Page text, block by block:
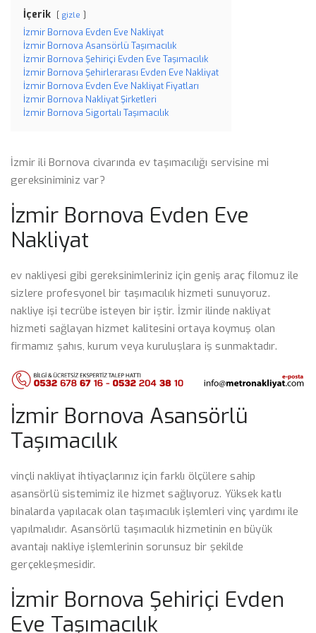
İçerik gizle
İzmir Bornova Evden Eve Nakliyat
İzmir Bornova Asansörlü Taşımacılık
İzmir Bornova Şehiriçi Evden Eve Taşımacılık
İzmir Bornova Şehirlerarası Evden Eve Nakliyat
İzmir Bornova Evden Eve Nakliyat Fiyatları
İzmir Bornova Nakliyat Şirketleri
İzmir Bornova Sigortalı Taşımacılık
İzmir ili Bornova civarında ev taşımacılığı servisine mi
gereksiniminiz var?
İzmir Bornova Evden Eve
Nakliyat
ev nakliyesi gibi gereksinimleriniz için geniş araç filomuz ile
sizlere profesyonel bir taşımacılık hizmeti sunuyoruz.
nakliye işi tecrübe isteyen bir iştir. İzmir ilinde nakliyat
hizmeti sağlayan hizmet kalitesini ortaya koymuş olan
firmamız şahıs, kurum veya kuruluşlara iş sunmaktadır.
İzmir Bornova Asansörlü
Taşımacılık
vinçli nakliyat ihtiyaçlarınız için farklı ölçülere sahip
asansörlü sistemimiz ile hizmet sağlıyoruz. Yüksek katlı
binalarda yapılacak olan taşımacılık işlemleri vinç yardımı ile
yapılmalıdır. Asansörlü taşımacılık hizmetinin en büyük
avantajı nakliye işlemlerinin sorunsuz bir şekilde
gerçekleşmesidir.
İzmir Bornova Şehiriçi Evden
Eve Taşımacılık